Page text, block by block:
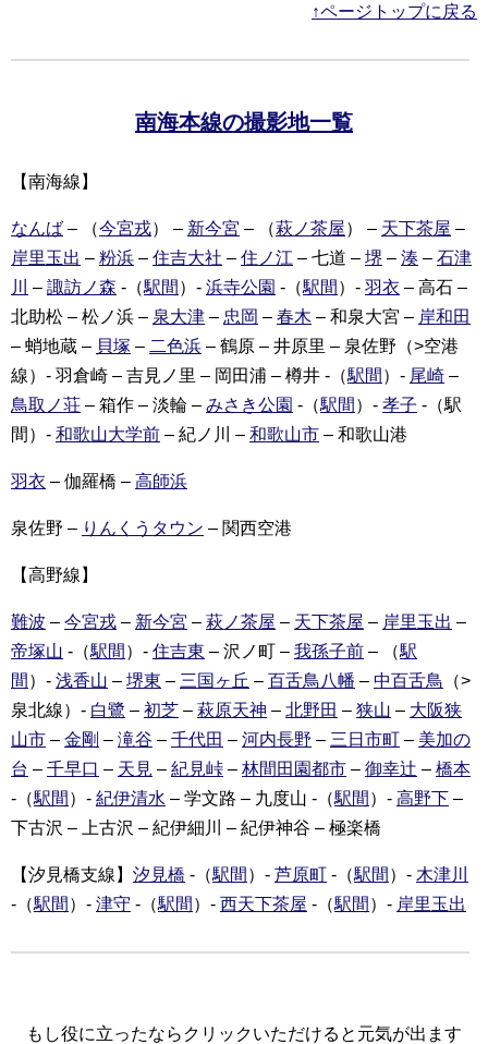
↑ページトップに戻る
南海本線の撮影地一覧
【南海線】
なんば – （今宮戎） – 新今宮 – （萩ノ茶屋） – 天下茶屋 –
岸里玉出 – 粉浜 – 住吉大社 – 住ノ江 – 七道 – 堺 – 湊 – 石津
川
– 諏訪ノ森 -（駅間 ）- 浜寺公園 -（駅間 ）- 羽衣 – 高石 –
北助松 – 松ノ浜 – 泉大津 – 忠岡 – 春木 – 和泉大宮 – 岸和田
– 蛸地蔵 – 貝塚 – 二色浜 – 鶴原 – 井原里 – 泉佐野（>空港
線）- 羽倉崎 – 吉見ノ里 – 岡田浦 – 樽井 -（駅間 ）- 尾崎 –
鳥取ノ荘 – 箱作 – 淡輪 – みさき公園 -（駅間 ）- 孝子 -（駅
間）- 和歌山大学前 – 紀ノ川 – 和歌山市 – 和歌山港
羽衣 – 伽羅橋 – 高師浜
泉佐野 – りんくうタウン – 関西空港
【高野線】
難波 – 今宮戎 – 新今宮 – 萩ノ茶屋 – 天下茶屋 – 岸里玉出 –
帝塚山 -（駅間 ）- 住吉東 – 沢ノ町 – 我孫子前 – （駅
間 ）- 浅香山 – 堺東 – 三国ヶ丘 – 百舌鳥八幡 – 中百舌鳥 （>
泉北線）- 白鷺 – 初芝 – 萩原天神 – 北野田 – 狭山 – 大阪狭
山市 – 金剛 – 滝谷 – 千代田 – 河内長野 – 三日市町 – 美加の
台 – 千早口 – 天見 – 紀見峠 – 林間田園都市 – 御幸辻 – 橋本
-（駅間 ）- 紀伊清水 – 学文路 – 九度山 -（駅間 ）- 高野下 –
下古沢 – 上古沢 – 紀伊細川 – 紀伊神谷 – 極楽橋
【汐見橋支線】 汐見橋 -（駅間 ）- 芦原町 -（駅間 ）- 木津川
-（駅間 ）- 津守 -（駅間 ）- 西天下茶屋 -（駅間 ）- 岸里玉出
もし役に立ったならクリックいただけると元気が出ます